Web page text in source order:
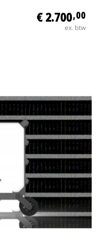
€ 2.700,00
ex. btw